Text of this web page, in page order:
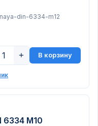
din-6334-m12
+ В корзину
6334 М10